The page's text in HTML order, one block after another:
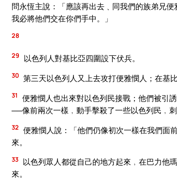
問永恆主說：「應該再出去﹑同我們的族弟兄
我必將他們交在你們手中。」
28
29 以色列人對基比亞四圍設下伏兵。
30 第三天以色列人又上去攻打便雅憫人；在基
31
便雅憫人也出來對以色列民接戰；他們被引
──像前兩次一樣﹐動手擊殺了一些以色列民﹐刺
32 便雅憫人說：「他們仍像初次一樣在我們面
來。
33 以色列眾人都從自己的地方起來﹐在巴力他
來。